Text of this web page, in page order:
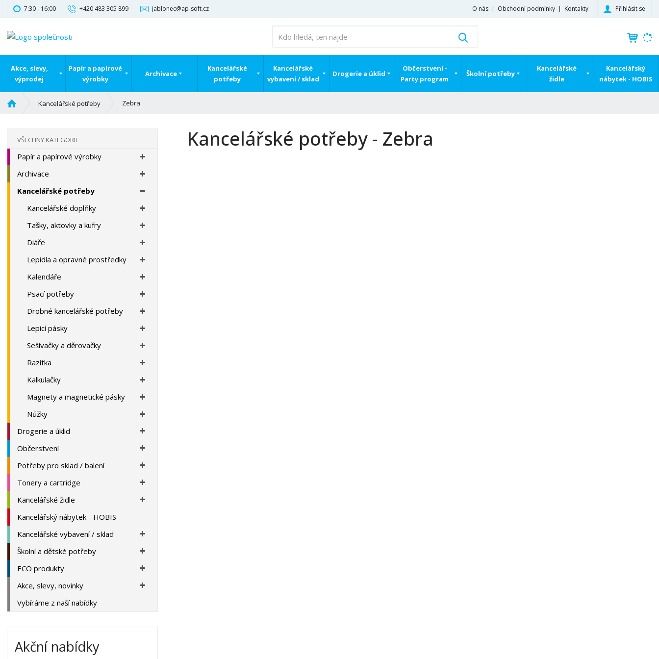
7:30 - 16:00 +420 483 305 899 jablonec@ap-soft.cz O nás Obchodní podmínky Kontakty Přihlásit se
l
d
Akce, slevy,
výprodej
Papír a papírové
výrobky
Archivace
Kancelářské
potřeby
Kancelářské
vybavení / sklad
Drogerie a úklid
Občerstvení -
Party program
Školní potřeby
Kancelářské
židle
Kancelářský
nábytek - HOBIS
í
t
r
Kancelářské potřeby Zebra
Kancelářské potřeby - Zebra
VŠECHNY KATEGORIE
Papír a papírové výrobky
Archivace
Kancelářské potřeby
Kancelářské doplňky
Tašky, aktovky a kufry
Diáře
Lepidla a opravné prostředky
Kalendáře
Psací potřeby
Drobné kancelářské potřeby
Lepicí pásky
Sešívačky a děrovačky
Razítka
Kalkulačky
Magnety a magnetické pásky
Nůžky
Drogerie a úklid
Občerstvení
Potřeby pro sklad / balení
Tonery a cartridge
Kancelářské židle
Kancelářský nábytek - HOBIS
Kancelářské vybavení / sklad
Školní a dětské potřeby
ECO produkty
Akce, slevy, novinky
Vybíráme z naší nabídky
Akční nabídky